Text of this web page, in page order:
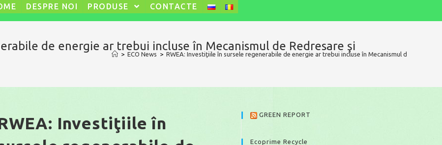
DESPRE NOI PRODUSE CONTACTE
de energie ar trebui incluse în Mecanismul de Redresare şi
> ECO News > RWEA: Investiţiile în sursele regenerabile de energie ar trebui incluse în Mecanismul de
Investiţiile în
GREEN REPORT
Ecoprime Recycle